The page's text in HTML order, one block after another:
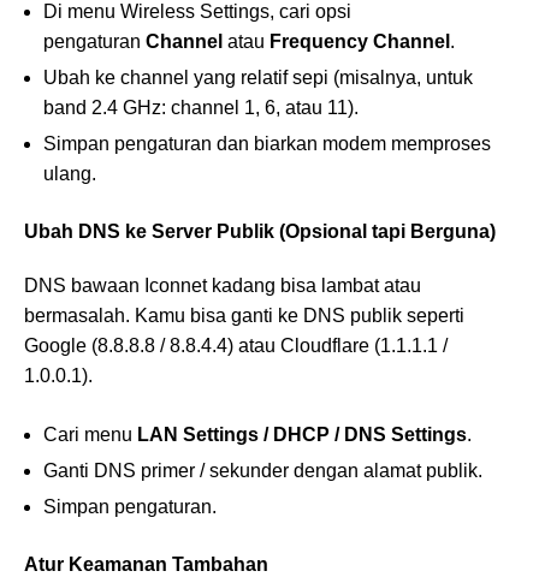
Di menu Wireless Settings, cari opsi
pengaturan Channel atau Frequency Channel .
Ubah ke channel yang relatif sepi (misalnya, untuk
band 2.4 GHz: channel 1, 6, atau 11).
Simpan pengaturan dan biarkan modem memproses
ulang.
Ubah DNS ke Server Publik (Opsional tapi Berguna)
DNS bawaan Iconnet kadang bisa lambat atau
bermasalah. Kamu bisa ganti ke DNS publik seperti
Google (8.8.8.8 / 8.8.4.4) atau Cloudflare (1.1.1.1 /
1.0.0.1).
Cari menu LAN Settings / DHCP / DNS Settings.
Ganti DNS primer / sekunder dengan alamat publik.
Simpan pengaturan.
Atur Keamanan Tambahan